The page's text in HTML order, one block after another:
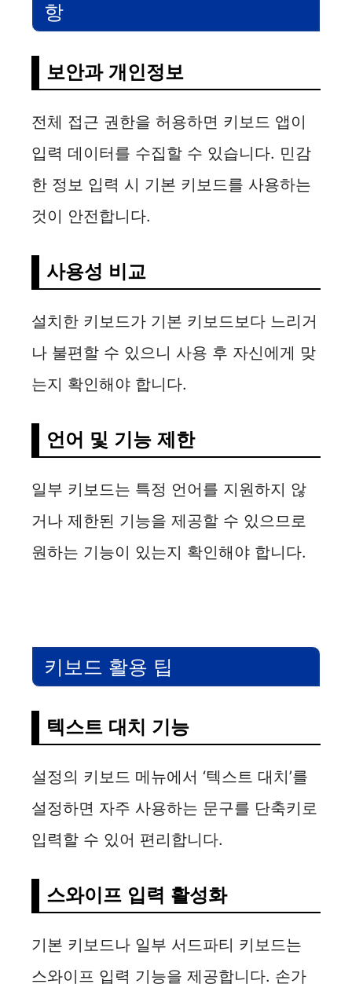
항
보안과 개인정보
전체 접근 권한을 허용하면 키보드 앱이
입력 데이터를 수집할 수 있습니다. 민감
한 정보 입력 시 기본 키보드를 사용하는
것이 안전합니다.
사용성 비교
설치한 키보드가 기본 키보드보다 느리거
나 불편할 수 있으니 사용 후 자신에게 맞
는지 확인해야 합니다.
언어 및 기능 제한
일부 키보드는 특정 언어를 지원하지 않
거나 제한된 기능을 제공할 수 있으므로
원하는 기능이 있는지 확인해야 합니다.
키보드 활용 팁
텍스트 대치 기능
설정의 키보드 메뉴에서 ‘텍스트 대치’를
설정하면 자주 사용하는 문구를 단축키로
입력할 수 있어 편리합니다.
스와이프 입력 활성화
기본 키보드나 일부 서드파티 키보드는
스와이프 입력 기능을 제공합니다. 손가